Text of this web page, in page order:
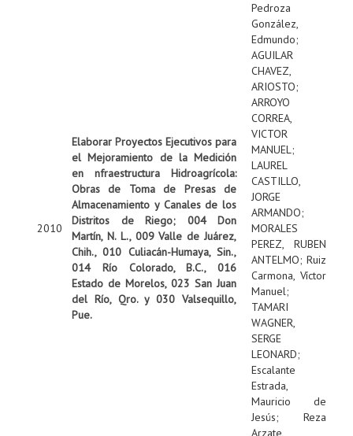
2010
Elaborar Proyectos Ejecutivos para
el Mejoramiento de la Medición
en nfraestructura Hidroagrícola:
Obras de Toma de Presas de
Almacenamiento y Canales de los
Distritos de Riego; 004 Don
Martín, N. L., 009 Valle de Juárez,
Chih., 010 Culiacán-Humaya, Sin.,
014 Río Colorado, B.C., 016
Estado de Morelos, 023 San Juan
del Río, Qro. y 030 Valsequillo,
Pue.
Pedroza
González,
Edmundo;
AGUILAR
CHAVEZ,
ARIOSTO;
ARROYO
CORREA,
VICTOR
MANUEL;
LAUREL
CASTILLO,
JORGE
ARMANDO;
MORALES
PEREZ, RUBEN
ANTELMO; Ruiz
Carmona, Víctor
Manuel;
TAMARI
WAGNER,
SERGE
LEONARD;
Escalante
Estrada,
Mauricio de
Jesús; Reza
Arzate,